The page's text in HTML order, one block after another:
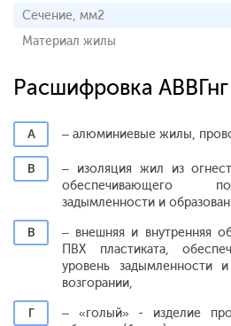
Сечение, мм2
Материал жилы
Расшифровка
А – алюминиевые жилы,
В
– изоляция жил из
обеспечивающего
задымленности и
В
– внешняя и внутренняя
ПВХ пластиката,
уровень задымленности
возгорании,
Г
– «голый» - изделие